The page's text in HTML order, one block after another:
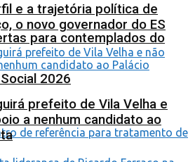
para contemplados do
2026
e a trajetória política de
o novo governador do ES
prefeito de Vila Velha e
a nenhum candidato ao